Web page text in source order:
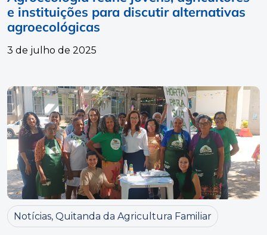
e instituições para discutir alternativas
agroecológicas
3 de julho de 2025
Notícias, Quitanda da Agricultura Familiar